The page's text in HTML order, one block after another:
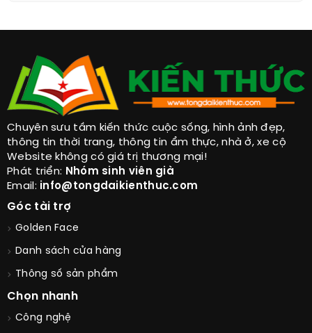
Chuyên sưu tầm kiến thức cuộc sống, hình ảnh đẹp,
thông tin thời trang, thông tin ẩm thực, nhà ở, xe cộ
Website không có giá trị thương mại!
Email:info@tongdaikienthuc.com
Góc tài trợ
Golden Face
Danh sách cửa hàng
Thông số sản phẩm